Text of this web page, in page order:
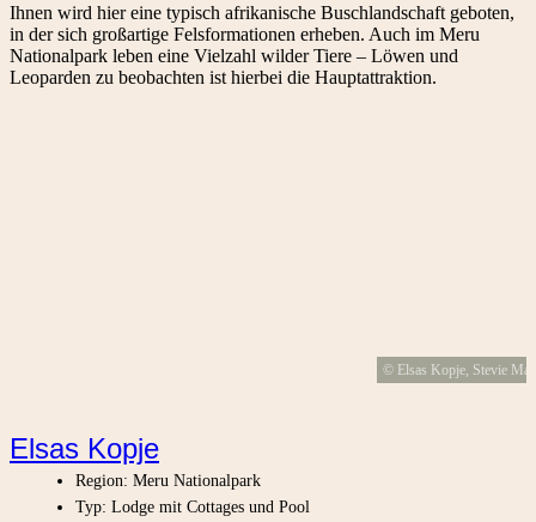
Ihnen wird hier eine typisch afrikanische Buschlandschaft geboten,
in der sich großartige Felsformationen erheben. Auch im Meru
Nationalpark leben eine Vielzahl wilder Tiere – Löwen und
Leoparden zu beobachten ist hierbei die Hauptattraktion.
© Elsas Kopje, Stevie
Elsas Kopje
Region: Meru Nationalpark
Typ: Lodge mit Cottages und Pool